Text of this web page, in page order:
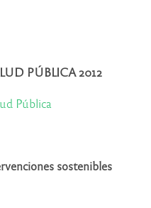
PÚBLICA 2012
Pública
sostenibles